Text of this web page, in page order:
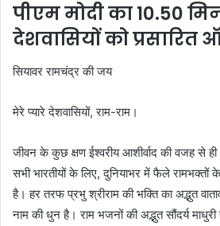
पीएम मोदी का 10.50
देशवासियों को प्रसारित
सियावर रामचंद्र की जय
मेरे प्यारे देशवासियों, राम-राम।
जीवन के कुछ क्षण ईश्वरीय आशीर्वाद की वजह से
सभी भारतीयों के लिए, दुनियाभर में फैले रामभक्तों
है। हर तरफ प्रभु श्रीराम की भक्ति का अद्भुत
नाम की धुन है। राम भजनों की अद्भुत सौंदर्य